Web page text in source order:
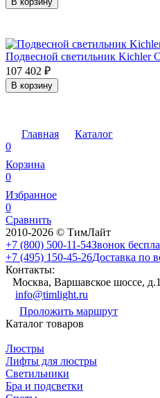
Подвесной светильник Kichler
107 402 ₽
В корзину
Главная
Каталог
0
Корзина
0
Избранное
0
Сравнить
2010-2026 © ТимЛайт
+7 (800) 500-11-54Звонок
+7 (495) 150-45-26Доставка по
Контакты:
Москва, Варшавское шоссе,
info@timlight.ru
Проложить маршрут
Каталог товаров
Люстры
Лифты для люстры
Светильники
Бра и подсветки